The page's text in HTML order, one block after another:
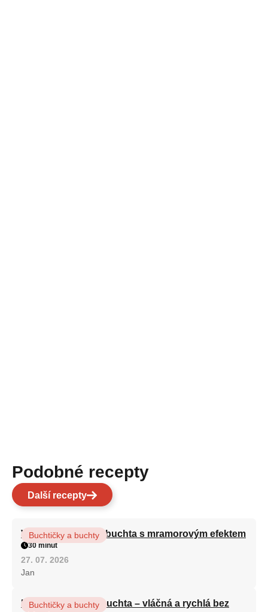
Podobné recepty
Další recepty
Vláčná olejová litá buchta s mramorovým efektem
Buchtičky a buchty
30 minut
27. 07. 2026
Jan
Hrnková maková buchta – vláčná a rychlá bez
Buchtičky a buchty